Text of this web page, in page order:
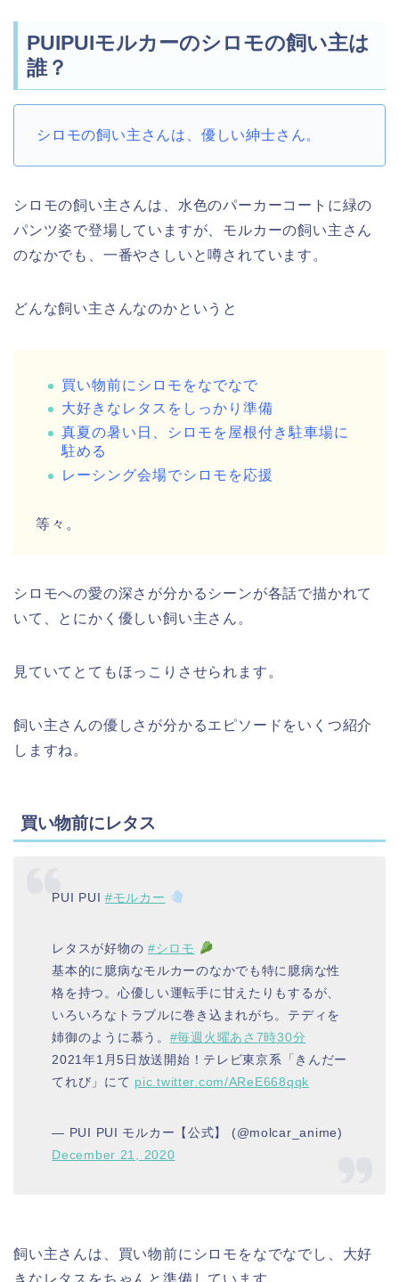
PUIPUIモルカーのシロモの飼い主は
誰？
シロモの飼い主さんは、優しい紳士さん。
シロモの飼い主さんは、水色のパーカーコートに緑の
パンツ姿で登場していますが、モルカーの飼い主さん
のなかでも、一番やさしいと噂されています。
どんな飼い主さんなのかというと
買い物前にシロモをなでなで
大好きなレタスをしっかり準備
真夏の暑い日、シロモを屋根付き駐車場に
駐める
レーシング会場でシロモを応援
等々。
シロモへの愛の深さが分かるシーンが各話で描かれて
いて、とにかく優しい飼い主さん。
見ていてとてもほっこりさせられます。
飼い主さんの優しさが分かるエピソードをいくつ紹介
しますね。
買い物前にレタス
PUI PUI #モルカー
レタスが好物の #シロモ
基本的に臆病なモルカーのなかでも特に臆病な性
格を持つ。心優しい運転手に甘えたりもするが、
いろいろなトラブルに巻き込まれがち。テディを
姉御のように慕う。 #毎週火曜あさ7時30分
2021年1月5日放送開始！テレビ東京系「きんだー
てれび」にて pic.twitter.com/AReE668qqk
— PUI PUI モルカー【公式】 (@molcar_anime)
December 21, 2020
飼い主さんは、買い物前にシロモをなでなでし、大好
きなレタスをちゃんと準備しています。